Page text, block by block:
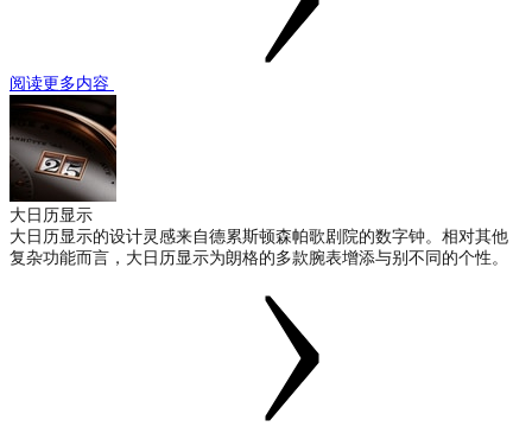
阅读更多内容
大日历显示
大日历显示的设计灵感来自德累斯顿森帕歌剧院的数字钟。相对其他
复杂功能而言，大日历显示为朗格的多款腕表增添与别不同的个性。